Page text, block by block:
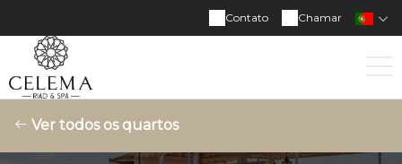
Chamar
Contato
Ver todos os quartos